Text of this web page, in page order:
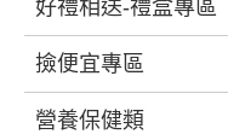
好禮相送-禮盒專區
撿便宜專區
營養保健類